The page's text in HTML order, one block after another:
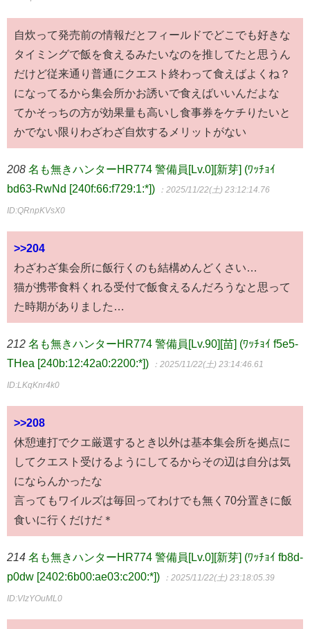
自炊って発売前の情報だとフィールドでどこでも好きな
タイミングで飯を食えるみたいなのを推してたと思うん
だけど従来通り普通にクエスト終わって食えばよくね？
になってるから集会所かお誘いで食えばいいんだよな
てかそっちの方が効果量も高いし食事券をケチりたいと
かでない限りわざわざ自炊するメリットがない
208 名も無きハンターHR774 警備員[Lv.0][新芽] (ﾜｯﾁｮｲ
bd63-RwNd [240f:66:f729:1:*])
：2025/11/22(土) 23:12:14.76
ID:QRnpKVsX0
>>204
わざわざ集会所に飯行くのも結構めんどくさい…
猫が携帯食料くれる受付で飯食えるんだろうなと思って
た時期がありました…
212 名も無きハンターHR774 警備員[Lv.90][苗] (ﾜｯﾁｮｲ f5e5-
THea [240b:12:42a0:2200:*])
：2025/11/22(土) 23:14:46.61
ID:LKqKnr4k0
>>208
休憩連打でクエ厳選するとき以外は基本集会所を拠点に
してクエスト受けるようにしてるからその辺は自分は気
にならんかったな
言ってもワイルズは毎回ってわけでも無く70分置きに飯
食いに行くだけだ＊
214 名も無きハンターHR774 警備員[Lv.0][新芽] (ﾜｯﾁｮｲ fb8d-
p0dw [2402:6b00:ae03:c200:*])
：2025/11/22(土) 23:18:05.39
ID:VIzYOuML0